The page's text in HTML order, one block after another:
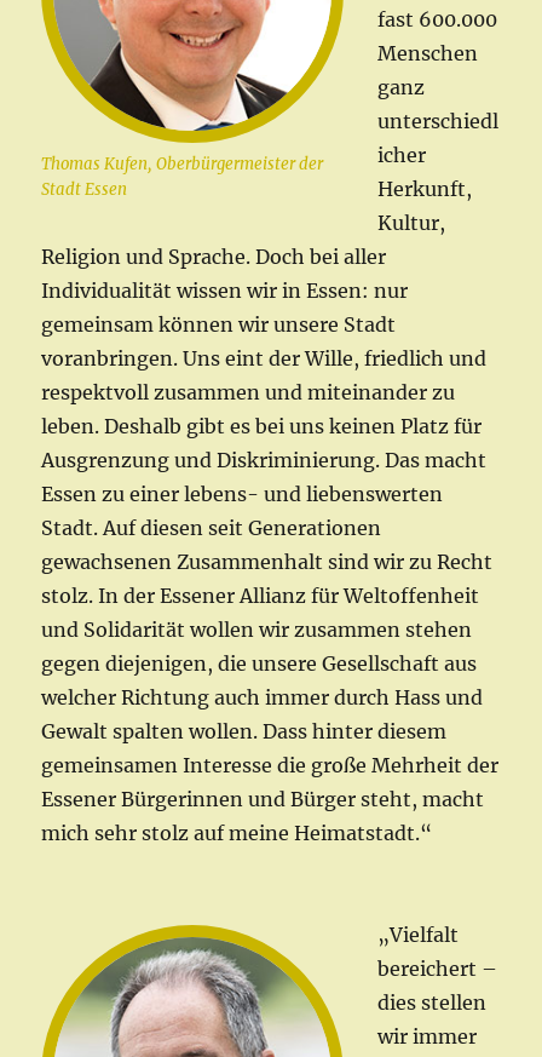
Thomas Kufen, Oberbürgermeister der
Stadt Essen
fast 600.000
Menschen
ganz
unterschiedl
icher
Herkunft,
Kultur,
Religion und Sprache. Doch bei aller
Individualität wissen wir in Essen: nur
gemeinsam können wir unsere Stadt
voranbringen. Uns eint der Wille, friedlich und
respektvoll zusammen und miteinander zu
leben. Deshalb gibt es bei uns keinen Platz für
Ausgrenzung und Diskriminierung. Das macht
Essen zu einer lebens- und liebenswerten
Stadt. Auf diesen seit Generationen
gewachsenen Zusammenhalt sind wir zu Recht
stolz. In der Essener Allianz für Weltoffenheit
und Solidarität wollen wir zusammen stehen
gegen diejenigen, die unsere Gesellschaft aus
welcher Richtung auch immer durch Hass und
Gewalt spalten wollen. Dass hinter diesem
gemeinsamen Interesse die große Mehrheit der
Essener Bürgerinnen und Bürger steht, macht
mich sehr stolz auf meine Heimatstadt.“
„Vielfalt
bereichert –
dies stellen
wir immer